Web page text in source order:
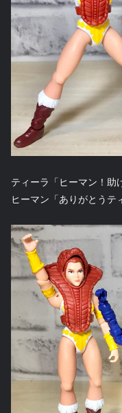
ティーラ「ヒーマン！助
ヒーマン「ありがとう